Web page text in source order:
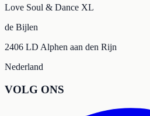
Love Soul & Dance XL
de Bijlen
2406 LD Alphen aan den Rijn
Nederland
VOLG ONS